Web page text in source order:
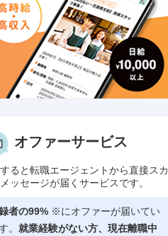
オファーサービス
ると転職エージェントから直接スカ
ッセージが届くサービスです。
者の99% ※にオファーが届いてい
。 就業経験がない方、現在離職中